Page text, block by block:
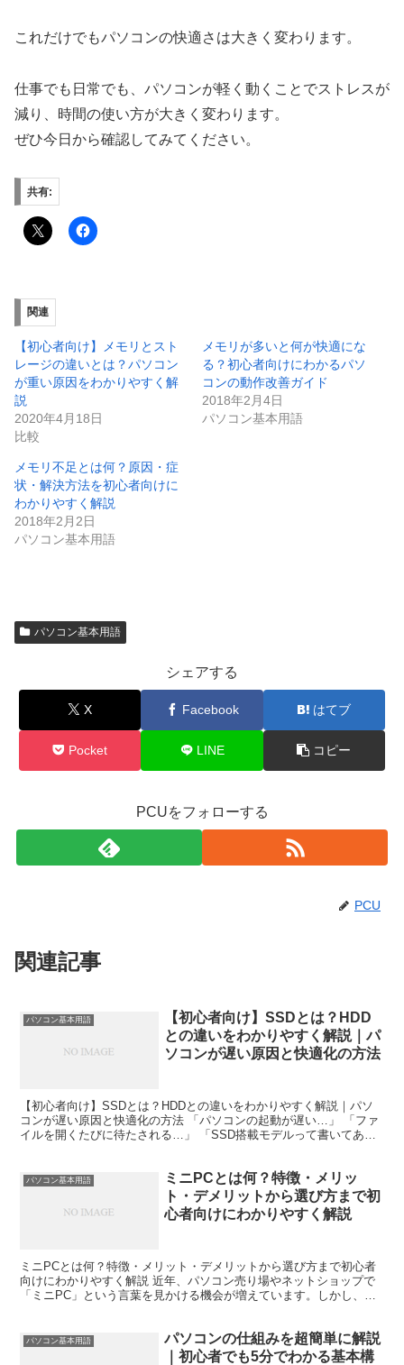
これだけでもパソコンの快適さは大きく変わります。
仕事でも日常でも、パソコンが軽く動くことでストレスが
減り、時間の使い方が大きく変わります。
ぜひ今日から確認してみてください。
共有:
関連
【初心者向け】メモリとスト
レージの違いとは？パソコン
が重い原因をわかりやすく解
説
2020年4月18日
比較
メモリが多いと何が快適にな
る？初心者向けにわかるパソ
コンの動作改善ガイド
2018年2月4日
パソコン基本用語
メモリ不足とは何？原因・症
状・解決方法を初心者向けに
わかりやすく解説
2018年2月2日
パソコン基本用語
パソコン基本用語
シェアする
X Facebook はてブ
Pocket LINE コピー
PCUをフォローする
PCU
関連記事
パソコン基本用語
【初心者向け】SSDとは？HDD
との違いをわかりやすく解説｜パ
ソコンが遅い原因と快適化の方法
【初心者向け】SSDとは？HDDとの違いをわかりやすく解説｜パソ
コンが遅い原因と快適化の方法 「パソコンの起動が遅い…」 「ファ
イルを開くたびに待たされる…」 「SSD搭載モデルって書いてある
パソコン基本用語
ミニPCとは何？特徴・メリッ
ト・デメリットから選び方まで初
心者向けにわかりやすく解説
ミニPCとは何？特徴・メリット・デメリットから選び方まで初心者
向けにわかりやすく解説 近年、パソコン売り場やネットショップで
「ミニPC」という言葉を見かける機会が増えています。しかし、名
パソコン基本用語
パソコンの仕組みを超簡単に解説
｜初心者でも5分でわかる基本構